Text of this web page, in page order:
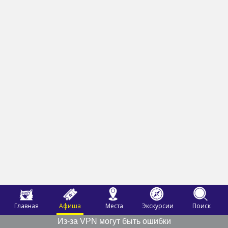
Главная Афиша Места Экскурсии
Поиск
Из-за VPN могут быть ошибки